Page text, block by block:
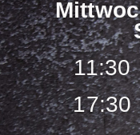
11:30
17:30